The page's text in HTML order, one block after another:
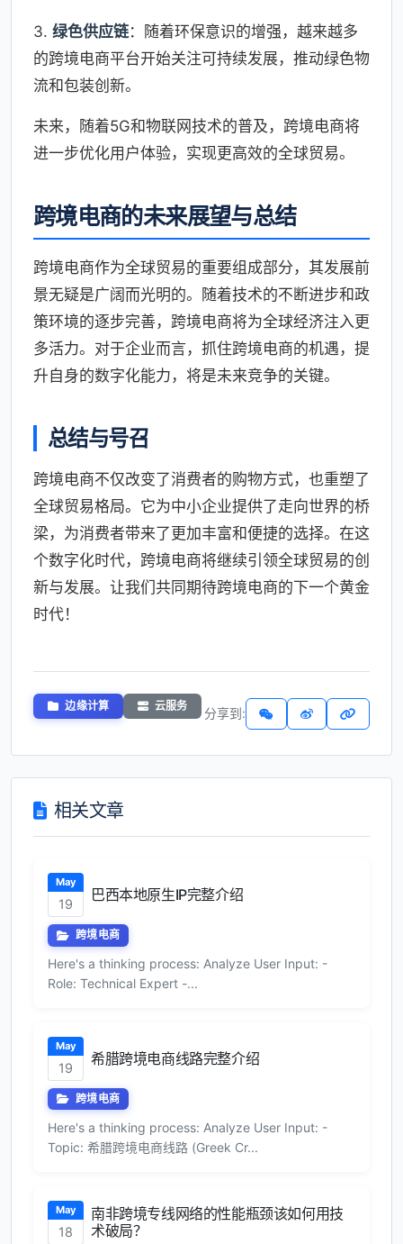
3. 绿色供应链：随着环保意识的增强，越来越多
的跨境电商平台开始关注可持续发展，推动绿色物
流和包装创新。
未来，随着5G和物联网技术的普及，跨境电商将
进一步优化用户体验，实现更高效的全球贸易。
跨境电商的未来展望与总结
跨境电商作为全球贸易的重要组成部分，其发展前
景无疑是广阔而光明的。随着技术的不断进步和政
策环境的逐步完善，跨境电商将为全球经济注入更
多活力。对于企业而言，抓住跨境电商的机遇，提
升自身的数字化能力，将是未来竞争的关键。
总结与号召
跨境电商不仅改变了消费者的购物方式，也重塑了
全球贸易格局。它为中小企业提供了走向世界的桥
梁，为消费者带来了更加丰富和便捷的选择。在这
个数字化时代，跨境电商将继续引领全球贸易的创
新与发展。让我们共同期待跨境电商的下一个黄金
时代！
边缘计算 云服务 分享到:
相关文章
May
19
巴西本地原生IP完整介绍
跨境电商
Here's a thinking process: Analyze User Input: -
Role: Technical Expert -...
May
19
希腊跨境电商线路完整介绍
跨境电商
Here's a thinking process: Analyze User Input: -
Topic: 希腊跨境电商线路 (Greek Cr...
May
18
南非跨境专线网络的性能瓶颈该如何用技
术破局？